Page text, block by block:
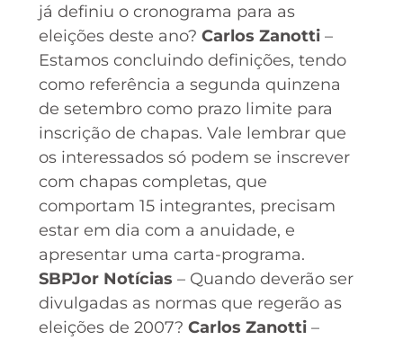
já definiu o cronograma para as
eleições deste ano? Carlos Zanotti–
Estamos concluindo definições, tendo
como referência a segunda quinzena
de setembro como prazo limite para
inscrição de chapas. Vale lembrar que
os interessados só podem se inscrever
com chapas completas, que
comportam 15 integrantes, precisam
estar em dia com a anuidade, e
apresentar uma carta-programa.
SBPJor Notícias – Quando deverão ser
divulgadas as normas que regerão as
eleições de 2007? Carlos Zanotti–